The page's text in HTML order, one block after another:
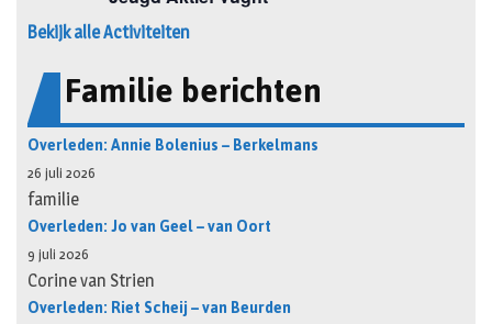
Bekijk alle Activiteiten
Familie berichten
Overleden: Annie Bolenius – Berkelmans
26 juli 2026
familie
Overleden: Jo van Geel – van Oort
9 juli 2026
Corine van Strien
Overleden: Riet Scheij – van Beurden